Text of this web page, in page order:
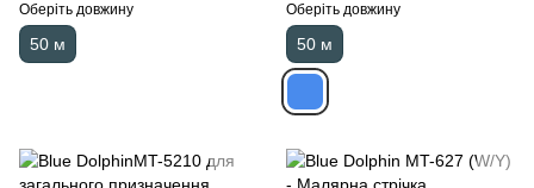
Оберіть довжину
50 м
Оберіть довжину
50 м